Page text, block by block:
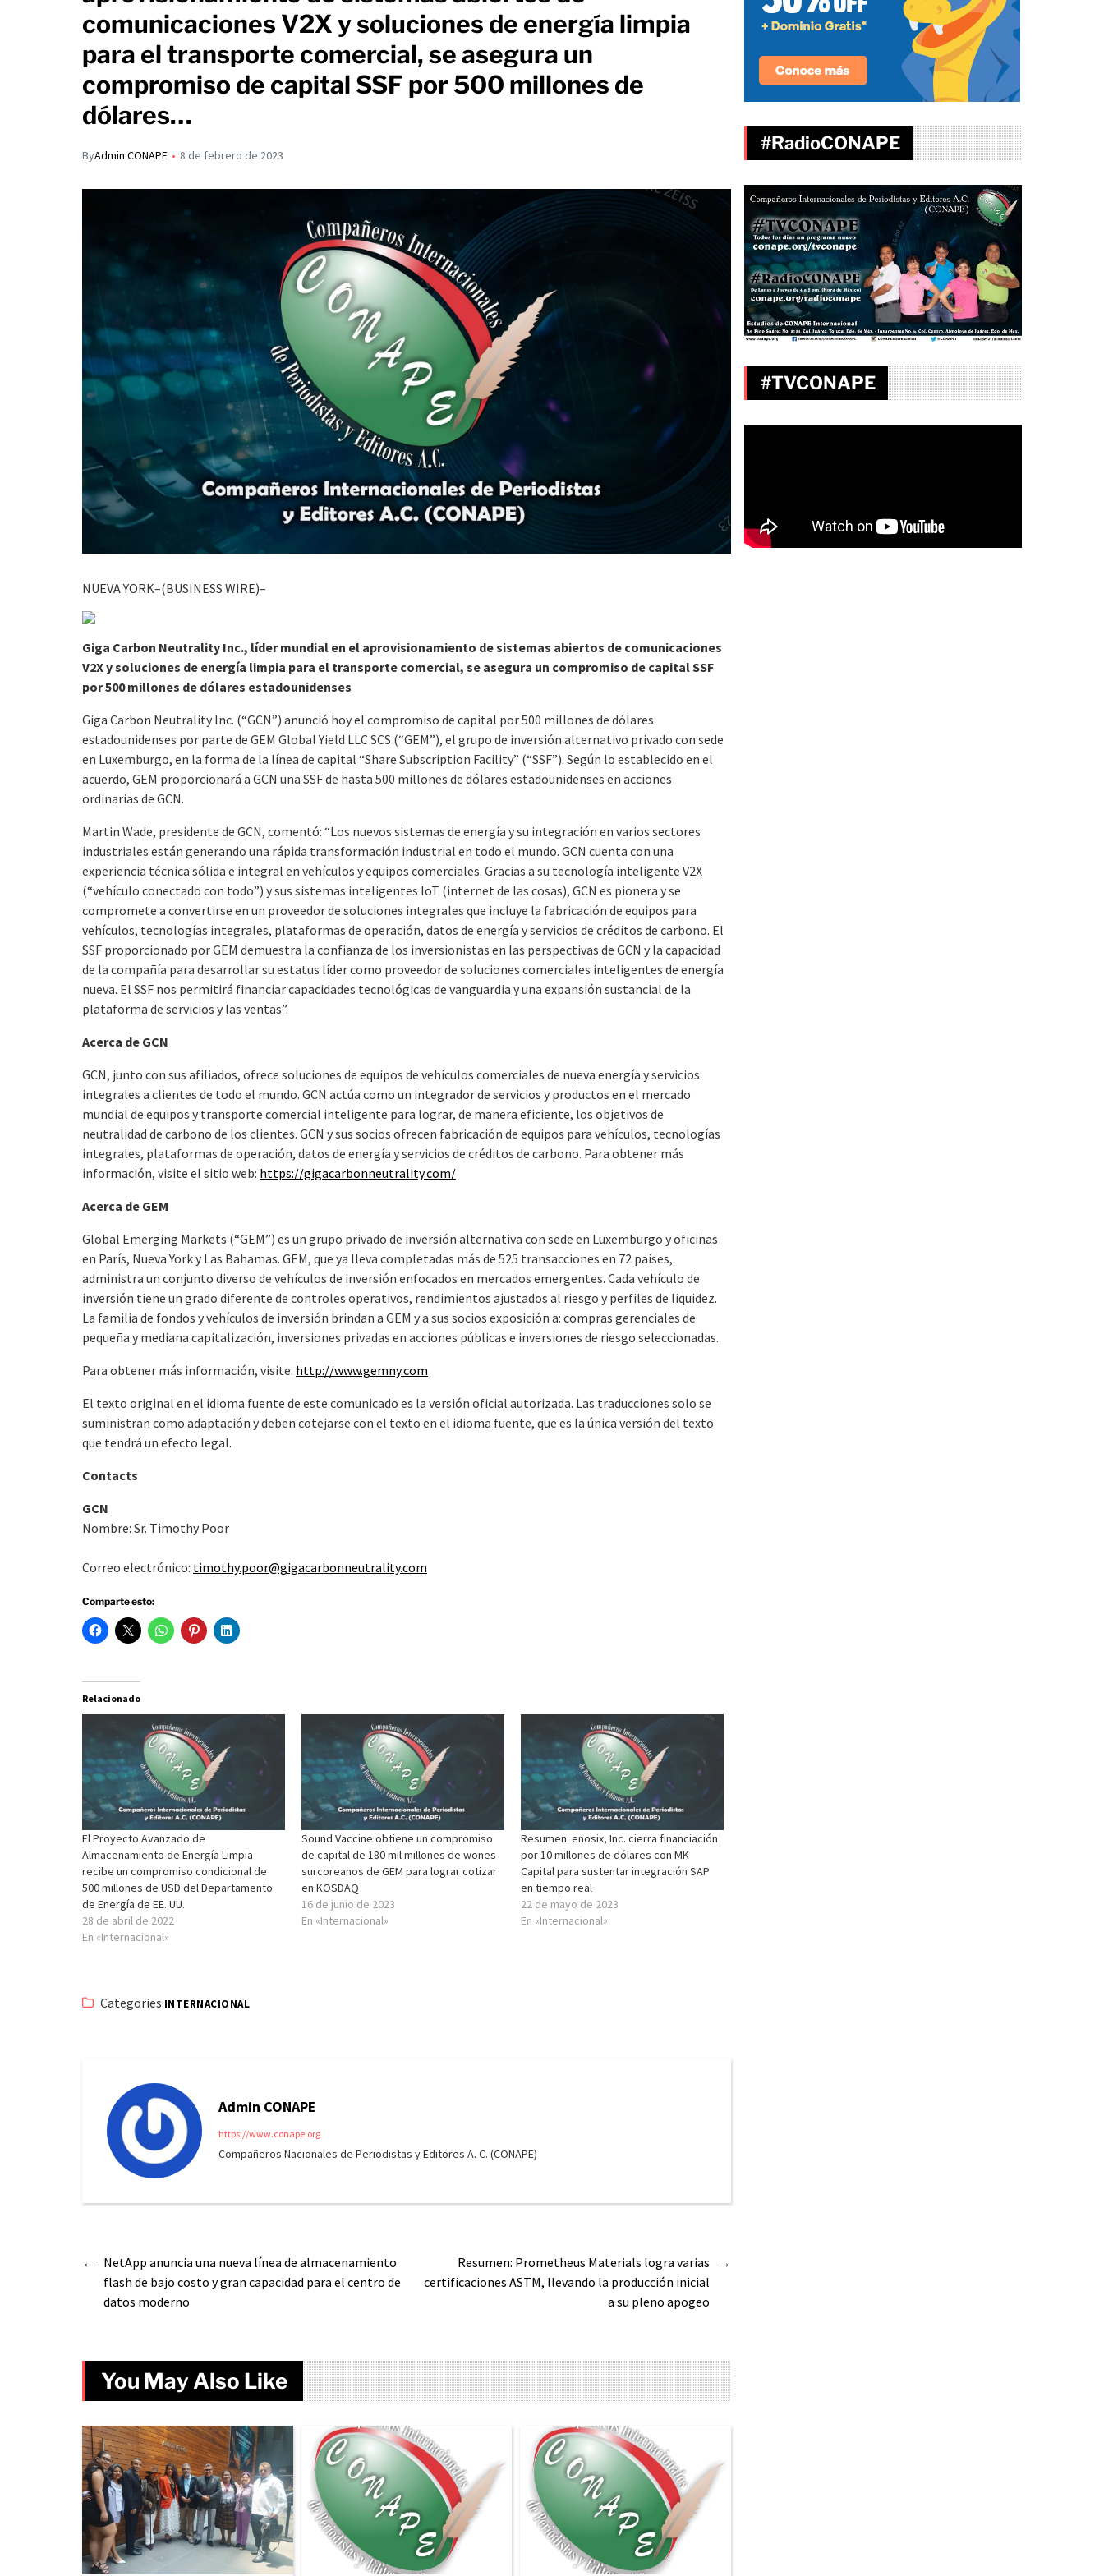
comunicaciones V2X y soluciones de energía limpia
para el transporte comercial, se asegura un
compromiso de capital SSF por 500 millones de
dólares…
ByAdmin CONAPE 8 de febrero de 2023
NUEVA YORK–(BUSINESS WIRE)–
Giga Carbon Neutrality Inc., líder mundial en el aprovisionamiento de sistemas abiertos de comunicaciones
V2X y soluciones de energía limpia para el transporte comercial, se asegura un compromiso de capital SSF
por 500 millones de dólares estadounidenses
Giga Carbon Neutrality Inc. (“GCN”) anunció hoy el compromiso de capital por 500 millones de dólares
estadounidenses por parte de GEM Global Yield LLC SCS (“GEM”), el grupo de inversión alternativo privado con sede
en Luxemburgo, en la forma de la línea de capital “Share Subscription Facility” (“SSF”). Según lo establecido en el
acuerdo, GEM proporcionará a GCN una SSF de hasta 500 millones de dólares estadounidenses en acciones
ordinarias de GCN.
Martin Wade, presidente de GCN, comentó: “Los nuevos sistemas de energía y su integración en varios sectores
industriales están generando una rápida transformación industrial en todo el mundo. GCN cuenta con una
experiencia técnica sólida e integral en vehículos y equipos comerciales. Gracias a su tecnología inteligente V2X
(“vehículo conectado con todo”) y sus sistemas inteligentes IoT (internet de las cosas), GCN es pionera y se
compromete a convertirse en un proveedor de soluciones integrales que incluye la fabricación de equipos para
vehículos, tecnologías integrales, plataformas de operación, datos de energía y servicios de créditos de carbono. El
SSF proporcionado por GEM demuestra la confianza de los inversionistas en las perspectivas de GCN y la capacidad
de la compañía para desarrollar su estatus líder como proveedor de soluciones comerciales inteligentes de energía
nueva. El SSF nos permitirá financiar capacidades tecnológicas de vanguardia y una expansión sustancial de la
plataforma de servicios y las ventas”.
Acerca de GCN
GCN, junto con sus afiliados, ofrece soluciones de equipos de vehículos comerciales de nueva energía y servicios
integrales a clientes de todo el mundo. GCN actúa como un integrador de servicios y productos en el mercado
mundial de equipos y transporte comercial inteligente para lograr, de manera eficiente, los objetivos de
neutralidad de carbono de los clientes. GCN y sus socios ofrecen fabricación de equipos para vehículos, tecnologías
integrales, plataformas de operación, datos de energía y servicios de créditos de carbono. Para obtener más
información, visite el sitio web: https://gigacarbonneutrality.com/
Acerca de GEM
Global Emerging Markets (“GEM”) es un grupo privado de inversión alternativa con sede en Luxemburgo y oficinas
en París, Nueva York y Las Bahamas. GEM, que ya lleva completadas más de 525 transacciones en 72 países,
administra un conjunto diverso de vehículos de inversión enfocados en mercados emergentes. Cada vehículo de
inversión tiene un grado diferente de controles operativos, rendimientos ajustados al riesgo y perfiles de liquidez.
La familia de fondos y vehículos de inversión brindan a GEM y a sus socios exposición a: compras gerenciales de
pequeña y mediana capitalización, inversiones privadas en acciones públicas e inversiones de riesgo seleccionadas.
Para obtener más información, visite: http://www.gemny.com
El texto original en el idioma fuente de este comunicado es la versión oficial autorizada. Las traducciones solo se
suministran como adaptación y deben cotejarse con el texto en el idioma fuente, que es la única versión del texto
que tendrá un efecto legal.
Contacts
GCN
Nombre: Sr. Timothy Poor
Correo electrónico: timothy.poor@gigacarbonneutrality.com
Comparte esto:
Relacionado
El Proyecto Avanzado de
Almacenamiento de Energía Limpia
recibe un compromiso condicional de
500 millones de USD del Departamento
de Energía de EE. UU.
28 de abril de 2022
En «Internacional»
Sound Vaccine obtiene un compromiso
de capital de 180 mil millones de wones
surcoreanos de GEM para lograr cotizar
en KOSDAQ
16 de junio de 2023
En «Internacional»
Resumen: enosix, Inc. cierra financiación
por 10 millones de dólares con MK
Capital para sustentar integración SAP
en tiempo real
22 de mayo de 2023
En «Internacional»
Categories:INTERNACIONAL
Admin CONAPE
https://www.conape.org
Compañeros Nacionales de Periodistas y Editores A. C. (CONAPE)
←
NetApp anuncia una nueva línea de almacenamiento
flash de bajo costo y gran capacidad para el centro de
datos moderno
→
Resumen: Prometheus Materials logra varias
certificaciones ASTM, llevando la producción inicial
a su pleno apogeo
You May Also Like
#RadioCONAPE
#TVCONAPE